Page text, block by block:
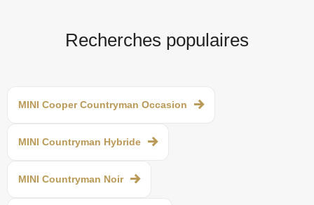
Recherches populaires
MINI Cooper Countryman Occasion
MINI Countryman Hybride
MINI Countryman Noir